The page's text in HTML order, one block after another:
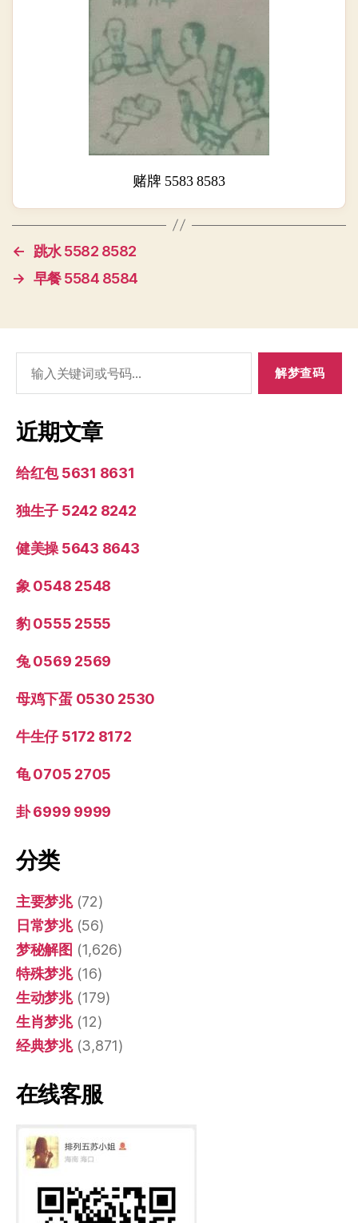
赌牌 5583 8583
←
跳水 5582 8582
→ 早餐 5584 8584
索：
近期文章
给红包 5631 8631
独生子 5242 8242
健美操 5643 8643
象 0548 2548
豹 0555 2555
兔 0569 2569
母鸡下蛋 0530 2530
牛生仔 5172 8172
龟 0705 2705
卦 6999 9999
分类
主要梦兆(72)
日常梦兆(56)
梦秘解图 (1,626)
特殊梦兆(16)
生动梦兆(179)
生肖梦兆(12)
经典梦兆(3,871)
在线客服